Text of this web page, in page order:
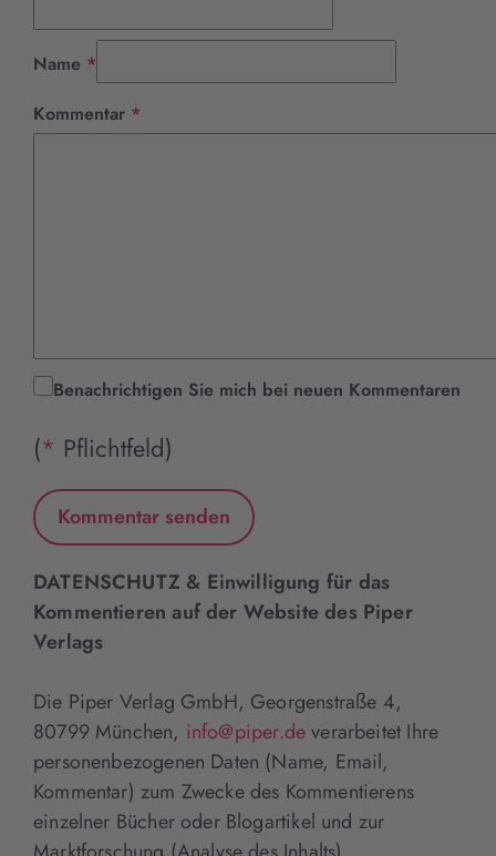
Name *
Kommentar *
Benachrichtigen Sie mich bei neuen Kommentaren
(* Pflichtfeld)
DATENSCHUTZ & Einwilligung für das
Kommentieren auf der Website des Piper
Verlags
Die Piper Verlag GmbH, Georgenstraße 4,
80799 München, info@piper.deverarbeitet Ihre
personenbezogenen Daten (Name, Email,
Kommentar) zum Zwecke des Kommentierens
einzelner Bücher oder Blogartikel und zur